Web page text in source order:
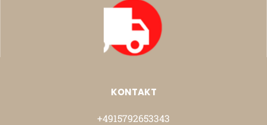
KONTAKT
+4915792653343